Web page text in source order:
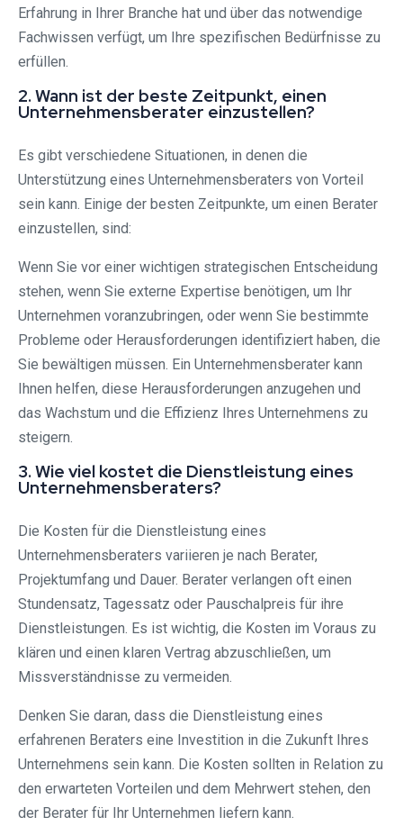
Erfahrung in Ihrer Branche hat und über das notwendige
Fachwissen verfügt, um Ihre spezifischen Bedürfnisse zu
erfüllen.
2. Wann ist der beste Zeitpunkt, einen
Unternehmensberater einzustellen?
Es gibt verschiedene Situationen, in denen die
Unterstützung eines Unternehmensberaters von Vorteil
sein kann. Einige der besten Zeitpunkte, um einen Berater
einzustellen, sind:
Wenn Sie vor einer wichtigen strategischen Entscheidung
stehen, wenn Sie externe Expertise benötigen, um Ihr
Unternehmen voranzubringen, oder wenn Sie bestimmte
Probleme oder Herausforderungen identifiziert haben, die
Sie bewältigen müssen. Ein Unternehmensberater kann
Ihnen helfen, diese Herausforderungen anzugehen und
das Wachstum und die Effizienz Ihres Unternehmens zu
steigern.
3. Wie viel kostet die Dienstleistung eines
Unternehmensberaters?
Die Kosten für die Dienstleistung eines
Unternehmensberaters variieren je nach Berater,
Projektumfang und Dauer. Berater verlangen oft einen
Stundensatz, Tagessatz oder Pauschalpreis für ihre
Dienstleistungen. Es ist wichtig, die Kosten im Voraus zu
klären und einen klaren Vertrag abzuschließen, um
Missverständnisse zu vermeiden.
Denken Sie daran, dass die Dienstleistung eines
erfahrenen Beraters eine Investition in die Zukunft Ihres
Unternehmens sein kann. Die Kosten sollten in Relation zu
den erwarteten Vorteilen und dem Mehrwert stehen, den
der Berater für Ihr Unternehmen liefern kann.